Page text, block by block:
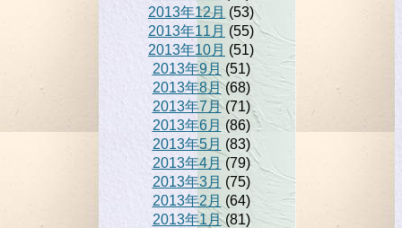
2013年12月 (53)
2013年11月 (55)
2013年10月 (51)
2013年9月 (51)
2013年8月(68)
2013年7月(71)
2013年6月 (86)
2013年5月 (83)
2013年4月 (79)
2013年3月 (75)
2013年2月 (64)
2013年1月(81)